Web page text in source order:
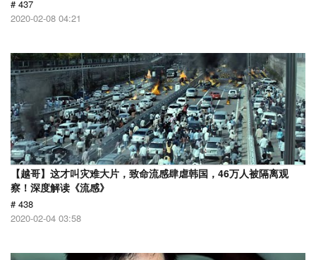
# 437
2020-02-08 04:21
【越哥】这才叫灾难大片，致命流感肆虐韩国，46万人被隔离观
察！深度解读《流感》
# 438
2020-02-04 03:58